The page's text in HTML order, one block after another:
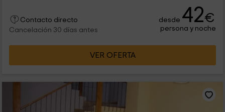
Contacto directo
Cancelación 30 días antes
desde 42€
persona y noche
VER OFERTA